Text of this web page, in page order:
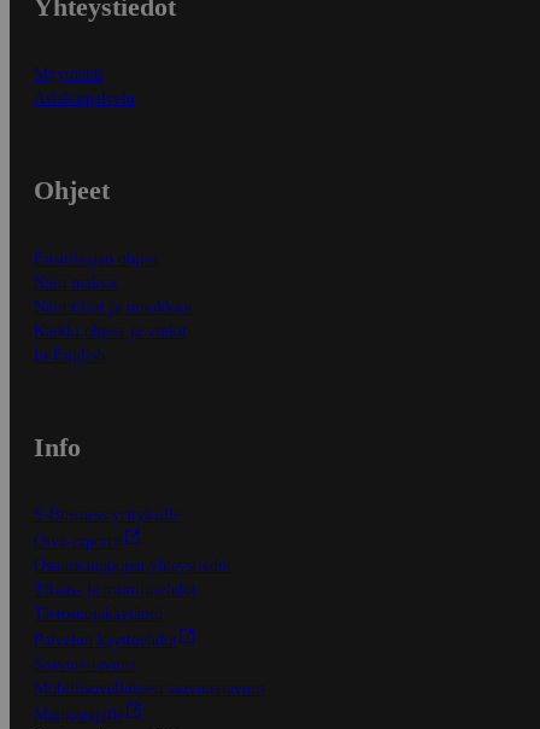
Yhteystiedot
Myymälät
Asiakaspalvelu
Ohjeet
Ensitilaajan ohjeet
Näin maksat
Näin tilaat ja muokkaat
Kaikki ohjeet ja vinkit
In English
Info
S-Business yrityksille
Oiva-raportit
Osuuskauppojen yhteystiedot
Tilaus- ja toimitusehdot
Tietosuojakäytäntö
Palvelun käyttöehdot
Saavutettavuus
Mobiilisovelluksen saavutettavuus
Mainostajalle